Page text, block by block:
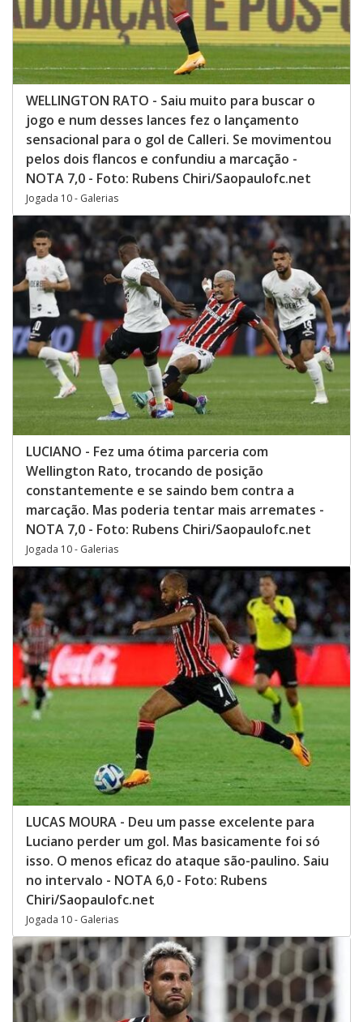
WELLINGTON RATO - Saiu muito para buscar o
jogo e num desses lances fez o lançamento
sensacional para o gol de Calleri. Se movimentou
pelos dois flancos e confundiu a marcação -
NOTA 7,0 - Foto: Rubens Chiri/Saopaulofc.net
Jogada 10 - Galerias
LUCIANO - Fez uma ótima parceria com
Wellington Rato, trocando de posição
constantemente e se saindo bem contra a
marcação. Mas poderia tentar mais arremates -
NOTA 7,0 - Foto: Rubens Chiri/Saopaulofc.net
Jogada 10 - Galerias
LUCAS MOURA - Deu um passe excelente para
Luciano perder um gol. Mas basicamente foi só
isso. O menos eficaz do ataque são-paulino. Saiu
no intervalo - NOTA 6,0 - Foto: Rubens
Chiri/Saopaulofc.net
Jogada 10 - Galerias